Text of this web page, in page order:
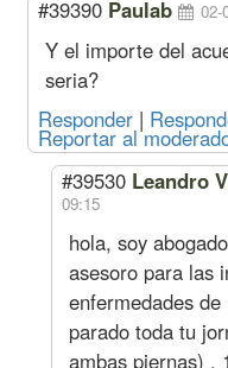
Ene. 24
(20%
s/dic)
Oficial
Especializado
Oficial
Ayudante
Sereno
Acuerdo Octubre 2023
Dic. 23
Oficial
Medio Oficial
Ayudante
Sereno
Nov. 23
#39390 Paulab 02-
Y el importe del
seria?
Responder |
Reportar al
#39530 Leandro
09:15
hola, soy
asesoro para las
enfermedades
parado toda tu
ambas piernas) .